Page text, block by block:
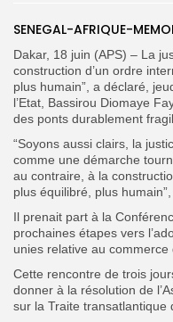
for:
FR
SENEGAL-AFRIQUE-
Dakar, 18 juin (APS) – La
construction d’un ordre
plus humain”, a déclaré,
l’Etat, Bassirou Diomaye
des ponts durablement
“Soyons aussi clairs, la
comme une démarche
au contraire, à la
plus équilibré, plus humain”,
Il prenait part à la
prochaines étapes vers
unies relative au commerce
Cette rencontre de trois
donner à la résolution de
sur la Traite transatlantique